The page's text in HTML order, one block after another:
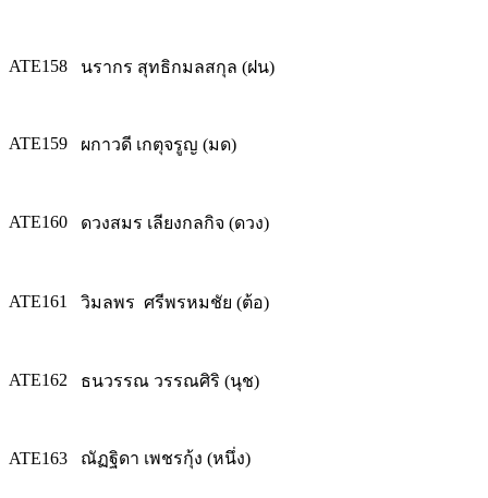
ATE158 นรากร สุทธิกมลสกุล (ฝน)
ATE159 ผกาวดี เกตุจรูญ (มด)
ATE160 ดวงสมร เลียงกลกิจ (ดวง)
ATE161 วิมลพร ศรีพรหมชัย (ต้อ)
ATE162 ธนวรรณ วรรณศิริ (นุช)
ATE163 ณัฏฐิดา เพชรกุ้ง (หนึ่ง)